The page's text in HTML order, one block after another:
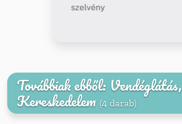
szelvény
Továbbiak ebből: Vendéglátás,
Kereskedelem (4 darab)